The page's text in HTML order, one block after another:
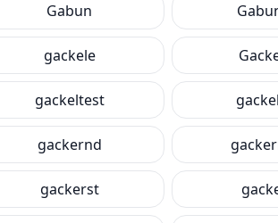
Gabun
gackele
gackeltest
gackernd
gackerst